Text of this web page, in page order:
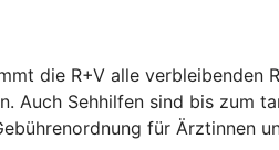
die R+V alle
Auch Sehhilfen sind bis zum
für Ärztinnen